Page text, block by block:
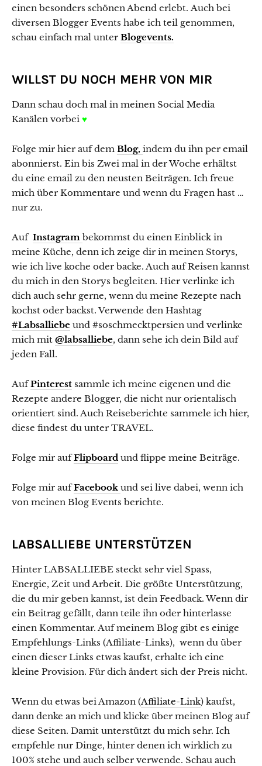
einen besonders schönen Abend erlebt. Auch bei
diversen Blogger Events habe ich teil genommen,
schau einfach mal unter Blogevents.
WILLST DU NOCH MEHR VON MIR
Dann schau doch mal in meinen Social Media
Kanälen vorbei ♥
Folge mir hier auf dem Blog, indem du ihn per email
abonnierst. Ein bis Zwei mal in der Woche erhältst
du eine email zu den neusten Beiträgen. Ich freue
mich über Kommentare und wenn du Fragen hast …
nur zu.
Auf Instagram bekommst du einen Einblick in
meine Küche, denn ich zeige dir in meinen Storys,
wie ich live koche oder backe. Auch auf Reisen kannst
du mich in den Storys begleiten. Hier verlinke ich
dich auch sehr gerne, wenn du meine Rezepte nach
kochst oder backst. Verwende den Hashtag
#Labsalliebe und #soschmecktpersien und verlinke
mich mit @labsalliebe, dann sehe ich dein Bild auf
jeden Fall.
AufPinterest sammle ich meine eigenen und die
Rezepte andere Blogger, die nicht nur orientalisch
orientiert sind. Auch Reiseberichte sammele ich hier,
diese findest du unter TRAVEL.
Folge mir aufFlipboard und flippe meine Beiträge.
Folge mir aufFacebook und sei live dabei, wenn ich
von meinen Blog Events berichte.
LABSALLIEBE UNTERSTÜTZEN
Hinter LABSALLIEBE steckt sehr viel Spass,
Energie, Zeit und Arbeit. Die größte Unterstützung,
die du mir geben kannst, ist dein Feedback. Wenn dir
ein Beitrag gefällt, dann teile ihn oder hinterlasse
einen Kommentar. Auf meinem Blog gibt es einige
Empfehlungs-Links (Affiliate-Links), wenn du über
einen dieser Links etwas kaufst, erhalte ich eine
kleine Provision. Für dich ändert sich der Preis nicht.
Wenn du etwas bei Amazon (Affiliate-Link) kaufst,
dann denke an mich und klicke über meinen Blog auf
diese Seiten. Damit unterstützt du mich sehr. Ich
empfehle nur Dinge, hinter denen ich wirklich zu
100% stehe und auch selber verwende. Schau auch